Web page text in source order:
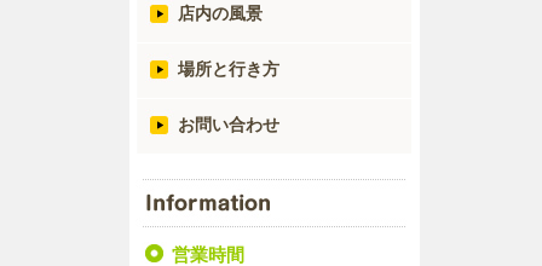
店内の風景
場所と行き方
お問い合わせ
営業時間